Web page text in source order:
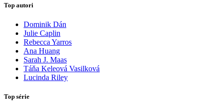
Top autori
Dominik Dán
Julie Caplin
Rebecca Yarros
Ana Huang
Sarah J. Maas
Táňa Keleová Vasilková
Lucinda Riley
Top série